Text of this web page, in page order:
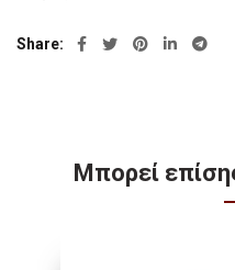
Share
Μπορεί